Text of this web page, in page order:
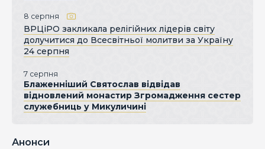
8 серпня
ВРЦіРО закликала релігійних лідерів світу
долучитися до Всесвітньої молитви за Україну
24 серпня
7 серпня
Блаженніший Святослав відвідав
відновлений монастир Згромадження сестер
служебниць у Микуличині
Анонси